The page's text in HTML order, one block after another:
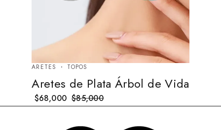
ARETES TOPOS
Aretes de Plata Árbol de Vida
$85,000
$68,000